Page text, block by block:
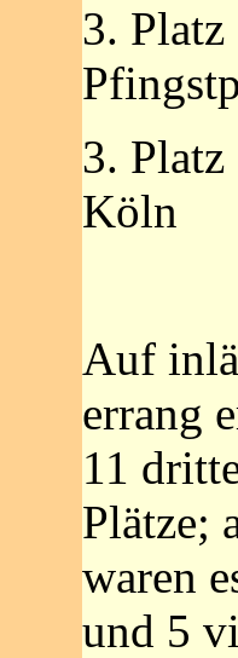
3. Platz
3. Platz
Köln
Auf
errang
11
Plätze;
waren
und 5